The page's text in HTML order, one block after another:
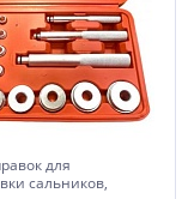
для
сальников,